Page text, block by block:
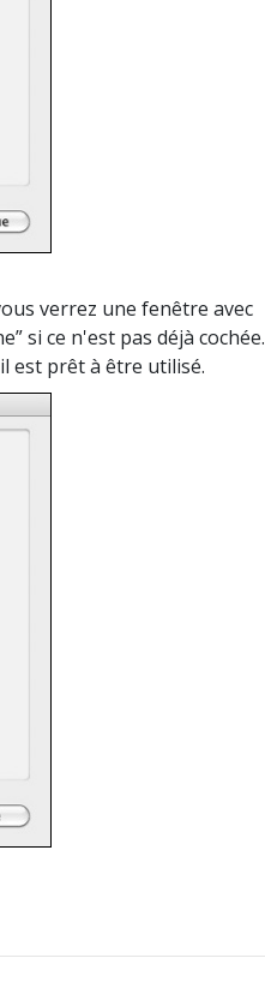
verrez une fenêtre avec
” si ce n'est pas déjà cochée.
est prêt à être utilisé.